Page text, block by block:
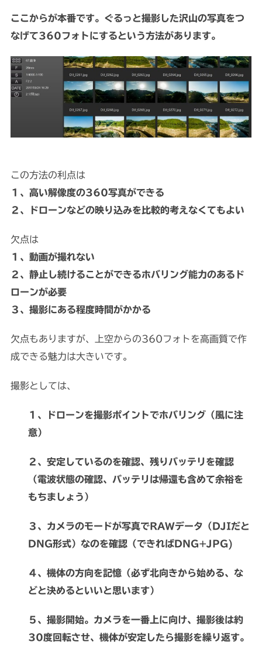
ここからが本番です。ぐるっと撮影した沢山の写真をつ
なげて360フォトにするという方法があります。
この方法の利点は
１、高い解像度の360写真ができる
２、ドローンなどの映り込みを比較的考えなくてもよい
欠点は
１、動画が撮れない
２、静止し続けることができるホバリング能力のあるド
ローンが必要
３、撮影にある程度時間がかかる
欠点もありますが、上空からの360フォトを高画質で作
成できる魅力は大きいです。
撮影としては、
１、ドローンを撮影ポイントでホバリング（風に注
意）
２、安定しているのを確認、残りバッテリを確認
（電波状態の確認、バッテリは帰還も含めて余裕を
もちましょう）
３、カメラのモードが写真でRAWデータ（DJIだと
DNG形式）なのを確認（できればDNG+JPG)
４、機体の方向を記憶（必ず北向きから始める、な
どと決めるといいと思います）
５、撮影開始。カメラを一番上に向け、撮影後は約
30度回転させ、機体が安定したら撮影を繰り返す。